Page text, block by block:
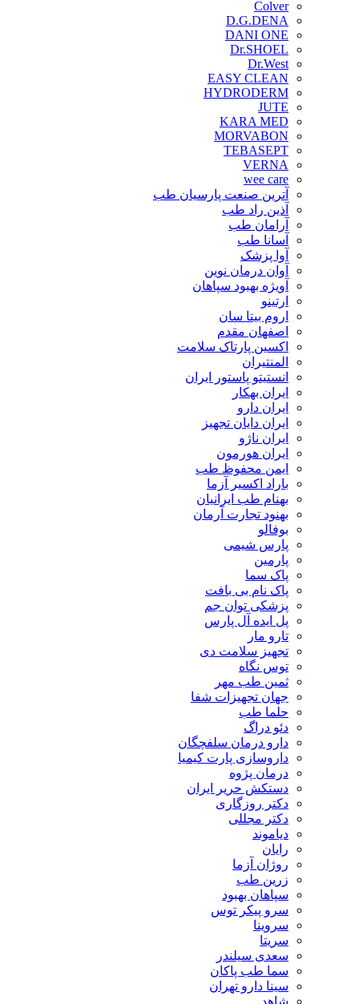
Colver
D.G.DENA
DANI ONE
Dr.SHOEL
Dr.West
EASY CLEAN
HYDRODERM
JUTE
KARA MED
MORVABON
TEBASEPT
VERNA
wee care
آترین صنعت پارسیان طب
آذین راد طب
آرامان طب
آسانا طب
آوا پزشک
آوان درمان نوین
آویژه بهبود سپاهان
ارتینو
اروم بیتا سان
اصفهان مقدم
اکسین پارتاک سلامت
المنتیران
انستیتو پاستور ایران
ایران بهکار
ایران دارو
ایران دایان تجهیز
ایران ناژو
ایران هورمون
ایمن محفوظ طب
باراد اکسیر آزما
بهنام طب ایرانیان
بهنود تجارت آرمان
بوفالو
پارس شیمی
پارمین
پاک سما
پاک نام بی بافت
پزشکی توان جم
پل ایده آل پارس
تارو مار
تجهیز سلامت دی
توس نگاه
ثمین طب مهر
جهان تجهیزات شفا
حلما طب
دئو دراگ
دارو درمان سلفچگان
داروسازی پارت کیمیا
درمان پژوه
دستکش حریر ایران
دکتر روزگاری
دکتر مجللی
دیاموند
رایان
روژان آزما
زرین طب
سپاهان بهبود
سرو پیکر توس
سروینا
سریتا
سعدی سیلندر
سما طب پاکان
سینا دارو تهران
شاهد